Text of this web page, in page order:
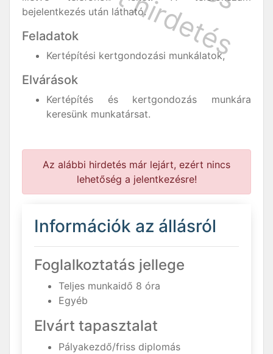
bejelentkezés után látható.
Feladatok
Kertépítési kertgondozási munkálatok,
Elvárások
Kertépítés és kertgondozás munkára
keresünk munkatársat.
Az alábbi hirdetés már lejárt, ezért nincs
lehetőség a jelentkezésre!
Információk az állásról
Foglalkoztatás jellege
Teljes munkaidő 8 óra
Egyéb
Elvárt tapasztalat
Pályakezdő/friss diplomás